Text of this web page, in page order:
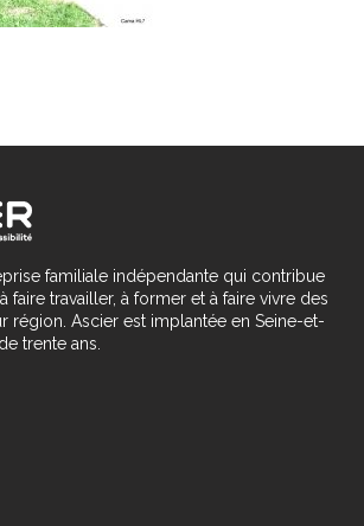
familiale indépendante qui contribue
faire travailler, à former et à faire vivre des
région. Ascier est implantée en Seine-et-
trente ans.